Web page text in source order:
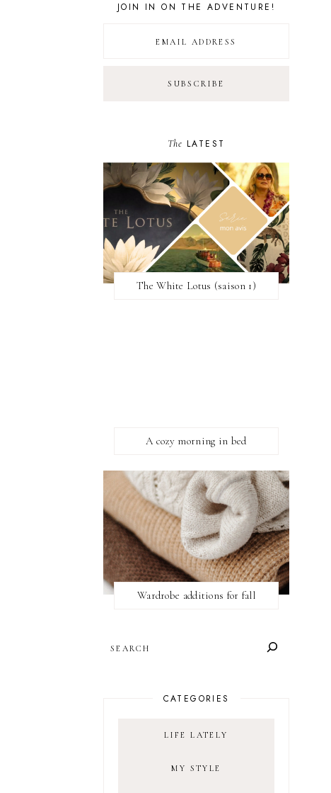
JOIN IN ON THE ADVENTURE!
The LATEST
The White Lotus (saison 1)
A cozy morning in bed
Wardrobe additions for fall
CATEGORIES
LIFE LATELY
MY STYLE